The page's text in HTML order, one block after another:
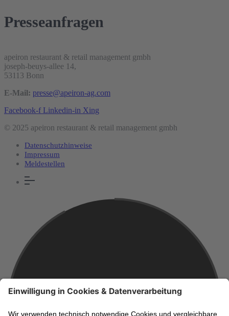
Presseanfragen
apeiron restaurant & retail management gmbh
joseph-beuys-allee 14,
53113 Bonn
E-Mail: presse@apeiron-ag.com
Facebook-f Linkedin-in Xing
© 2025 apeiron restaurant & retail management gmbh
Datenschutzhinweise
Impressum
Meldestellen